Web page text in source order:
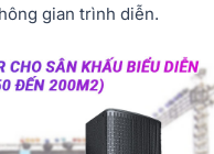
gian trình diễn.